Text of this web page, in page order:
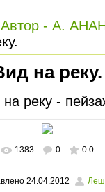
Автор - А.
на реку.
реку -
В реальном размере
1600x1172/ 237.7Kb
1383 0 0.0
24.04.2012